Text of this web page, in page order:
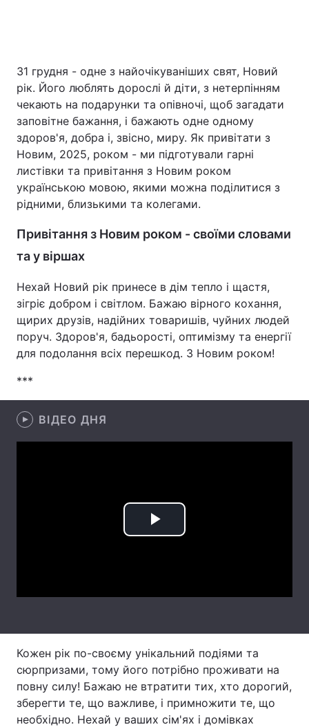
Головна Війна
Політика
Економіка Світ
Спорт Наука
Техно і зв'язок Лайт
Здоров'я
Екологія Регіони
Лонгріди
Відео з Youtube
Інтерв'ю
Архів Вакансії
Тема оформлення
31 грудня - одне з найочікуваніших свят, Новий
рік. Його люблять дорослі й діти, з нетерпінням
чекають на подарунки та опівночі, щоб загадати
заповітне бажання, і бажають одне одному
здоров'я, добра і, звісно, миру. Як привітати з
Новим, 2025, роком - ми підготували гарні
листівки та привітання з Новим роком
українською мовою, якими можна поділитися з
рідними, близькими та колегами.
Привітання з Новим роком - своїми словами
та у віршах
Нехай Новий рік принесе в дім тепло і щастя,
зігріє добром і світлом. Бажаю вірного кохання,
щирих друзів, надійних товаришів, чуйних людей
поруч. Здоров'я, бадьорості, оптимізму та енергії
для подолання всіх перешкод. З Новим роком!
***
ВІДЕО ДНЯ
Play
Кожен рік по-своєму унікальний подіями та
сюрпризами, тому його потрібно проживати на
повну силу! Бажаю не втратити тих, хто дорогий,
зберегти те, що важливе, і примножити те, що
необхідно. Нехай у ваших сім'ях і домівках